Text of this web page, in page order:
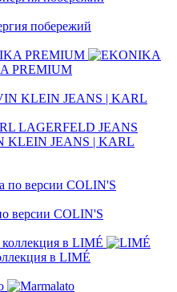
побережий
PREMIUM
KLEIN JEANS | KARL
версии COLIN'S
в LIMÉ